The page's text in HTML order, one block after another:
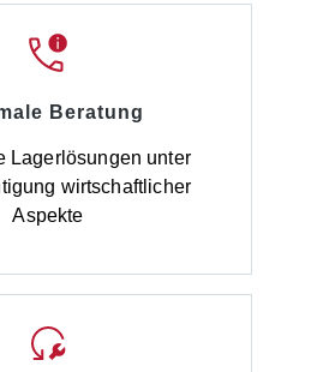
Beratung
Lagerlösungen unter
wirtschaftlicher
Aspekte